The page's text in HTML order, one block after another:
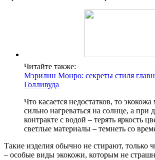
Читайте также:
Мэрилин Монро: секреты стиля
Голливуда
Что касается недостатков, то
сильно нагреваться на солнце, а при
контракте с водой – терять яркость
светлые материалы – темнеть со
Такие изделия обычно не стирают, только
– особые виды экокожи, которым не